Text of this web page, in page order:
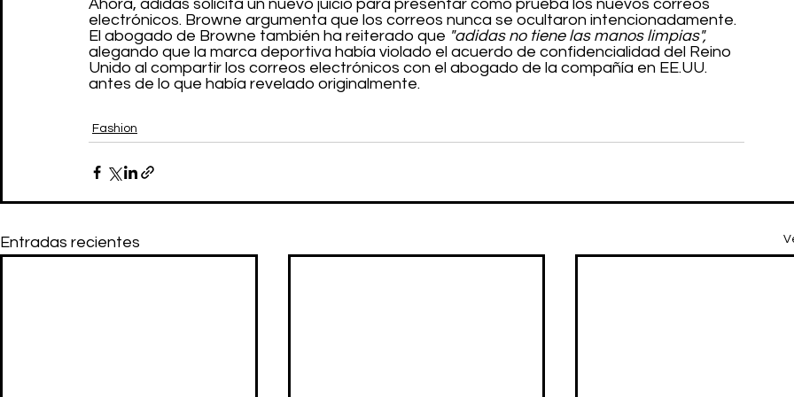
Ahora, adidas solicita un nuevo juicio para presentar como prueba los nuevos correos
electrónicos. Browne argumenta que los correos nunca se ocultaron intencionadamente.
El abogado de Browne también ha reiterado que "adidas no tiene las manos limpias",
alegando que la marca deportiva había violado el acuerdo de confidencialidad del Reino
Unido al compartir los correos electrónicos con el abogado de la compañía en EE.UU.
antes de lo que había revelado originalmente.
Fashion
Entradas recientes